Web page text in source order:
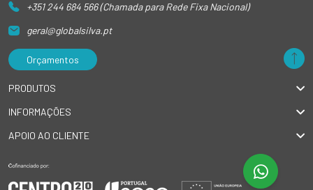
+351 244 684 566 (Chamada para Rede Fixa Nacional)
geral@globalsilva.pt
Orçamentos
PRODUTOS
INFORMAÇÕES
APOIO AO CLIENTE